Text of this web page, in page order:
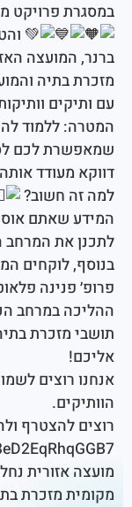
פרויקט משותף
והטכניון,
האזורית
והמועצה
וותיקות
ללמוד להשתמש
לכם לסמן בזמן
אותה.
חשוב?
אוספים הוא
המרחב הציבורי
לוקחים
פלאוט
במרחב הכפרי
בתיה ונחל
לשמוע את
ולהשפיע?
נחל שורק |
מזכרת בתיה|